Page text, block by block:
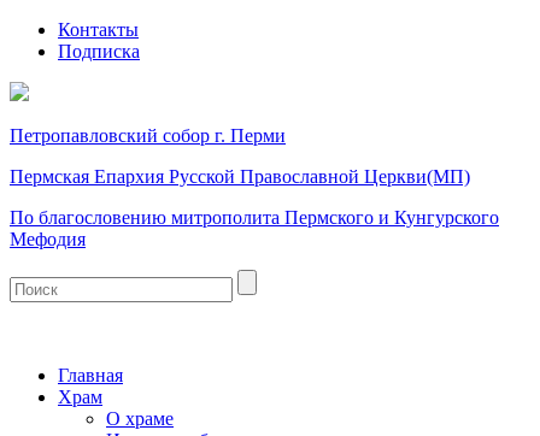
Контакты
Подписка
Петропавловский собор г. Перми
Пермская Епархия Русской Православной Церкви(МП)
По благословению митрополита Пермского и Кунгурского
Мефодия
Главная
Храм
О храме